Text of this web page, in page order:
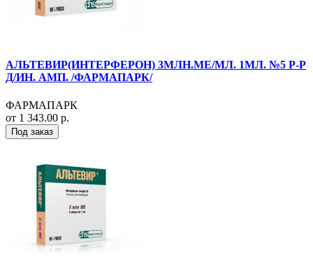
АЛЬТЕВИР(ИНТЕРФЕРОН) 3МЛН.МЕ/МЛ. 1МЛ. №5 Р-Р
Д/ИН. АМП. /ФАРМАПАРК/
ФАРМАПАРК
от 1 343.00 р.
Под заказ